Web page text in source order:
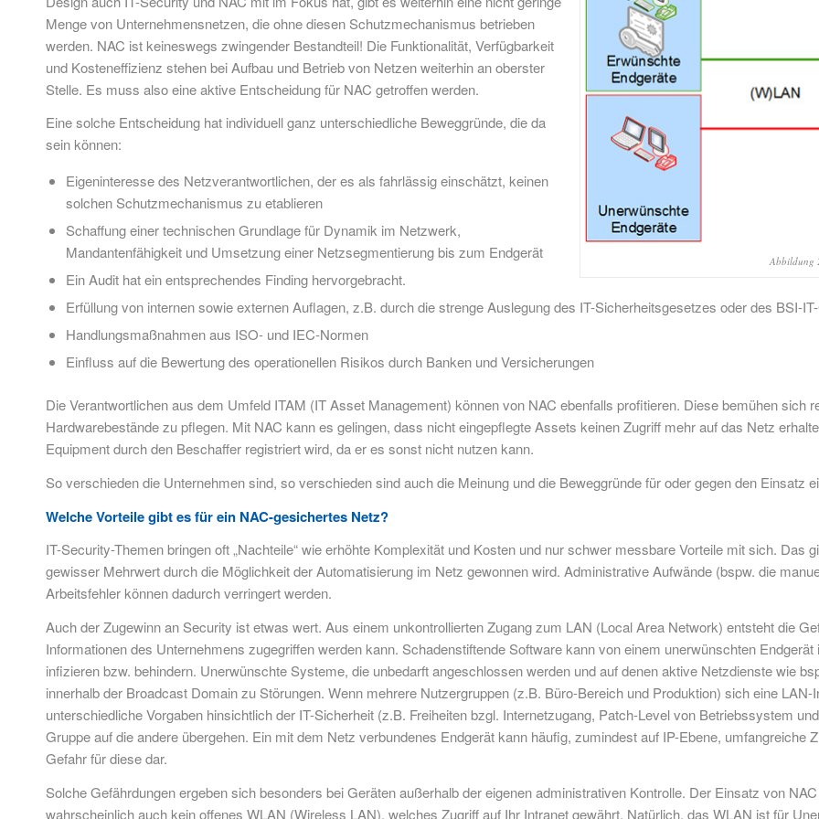
Abbildung
Menge von Unternehmensnetzen, die ohne diesen Schutzmechanismus betrieben
werden. NAC ist keineswegs zwingender Bestandteil! Die Funktionalität, Verfügbarkeit
und Kosteneffizienz stehen bei Aufbau und Betrieb von Netzen weiterhin an oberster
Stelle. Es muss also eine aktive Entscheidung für NAC getroffen werden.
Eine solche Entscheidung hat individuell ganz unterschiedliche Beweggründe, die da
sein können:
Eigeninteresse des Netzverantwortlichen, der es als fahrlässig einschätzt, keinen
solchen Schutzmechanismus zu etablieren
Schaffung einer technischen Grundlage für Dynamik im Netzwerk,
Mandantenfähigkeit und Umsetzung einer Netzsegmentierung bis zum Endgerät
Ein Audit hat ein entsprechendes Finding hervorgebracht.
Erfüllung von internen sowie externen Auflagen, z.B. durch die strenge Auslegung des IT-Sicherheitsgesetzes oder des BSI-
Handlungsmaßnahmen aus ISO- und IEC-Normen
Einfluss auf die Bewertung des operationellen Risikos durch Banken und Versicherungen
Die Verantwortlichen aus dem Umfeld ITAM (IT Asset Management) können von NAC ebenfalls profitieren. Diese bemühen sich
Hardwarebestände zu pflegen. Mit NAC kann es gelingen, dass nicht eingepflegte Assets keinen Zugriff mehr auf das Netz
Equipment durch den Beschaffer registriert wird, da er es sonst nicht nutzen kann.
So verschieden die Unternehmen sind, so verschieden sind auch die Meinung und die Beweggründe für oder gegen den Einsatz
Welche Vorteile gibt es für ein NAC-gesichertes Netz?
IT-Security-Themen bringen oft „Nachteile“ wie erhöhte Komplexität und Kosten und nur schwer messbare Vorteile mit sich. Das
gewisser Mehrwert durch die Möglichkeit der Automatisierung im Netz gewonnen wird. Administrative Aufwände (bspw. die
Arbeitsfehler können dadurch verringert werden.
Auch der Zugewinn an Security ist etwas wert. Aus einem unkontrollierten Zugang zum LAN (Local Area Network) entsteht die
Informationen des Unternehmens zugegriffen werden kann. Schadenstiftende Software kann von einem unerwünschten
infizieren bzw. behindern. Unerwünschte Systeme, die unbedarft angeschlossen werden und auf denen aktive Netzdienste wie
innerhalb der Broadcast Domain zu Störungen. Wenn mehrere Nutzergruppen (z.B. Büro-Bereich und Produktion) sich eine
unterschiedliche Vorgaben hinsichtlich der IT-Sicherheit (z.B. Freiheiten bzgl. Internetzugang, Patch-Level von Betriebssystem
Gruppe auf die andere übergehen. Ein mit dem Netz verbundenes Endgerät kann häufig, zumindest auf IP-Ebene, umfangreiche
Gefahr für diese dar.
Solche Gefährdungen ergeben sich besonders bei Geräten außerhalb der eigenen administrativen Kontrolle. Der Einsatz von
wahrscheinlich auch kein offenes WLAN (Wireless LAN), welches Zugriff auf Ihr Intranet gewährt. Natürlich, das WLAN ist für